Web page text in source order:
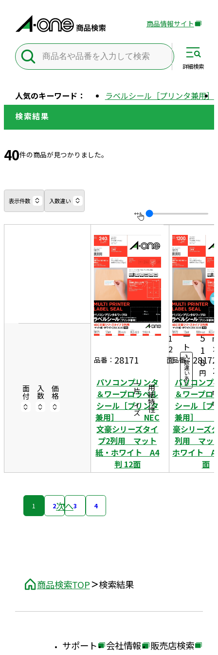
外
サ
別
す
商品情報サイト
人気のキーワード： ラベルシール［プリンタ兼用］
詳細検索
商品検索TOP 検索結果
検索結果
40件の商品が見つかりました。
表示件数 入数違い
面付 入数 価格 一片サイズ用紙特性
品番： 28171
パソコンプリンタ
＆ワープロラベル
シール［プリンタ
兼用］ NEC
文豪シリーズタイ
プ2列用 マット
紙・ホワイト A4
判 12面
1
2
面
20
シ
ー
ト
入
数
違
い
あ
り
1,
5
1
8
円
9
2
4
3
品番： 28172
パソコンプ
＆ワープロ
シール［プ
兼用］
豪シリーズ
列用 マッ
ホワイト
面
1 2 3 4
次へ
サポート 会社情報 販売店検索